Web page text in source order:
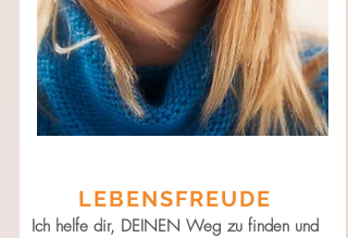
LEBENSFREUDE
Ich helfe dir, DEINEN Weg zu finden und